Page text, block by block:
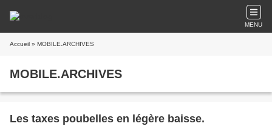
MENU
Accueil » MOBILE.ARCHIVES
MOBILE.ARCHIVES
Les taxes poubelles en légère baisse.